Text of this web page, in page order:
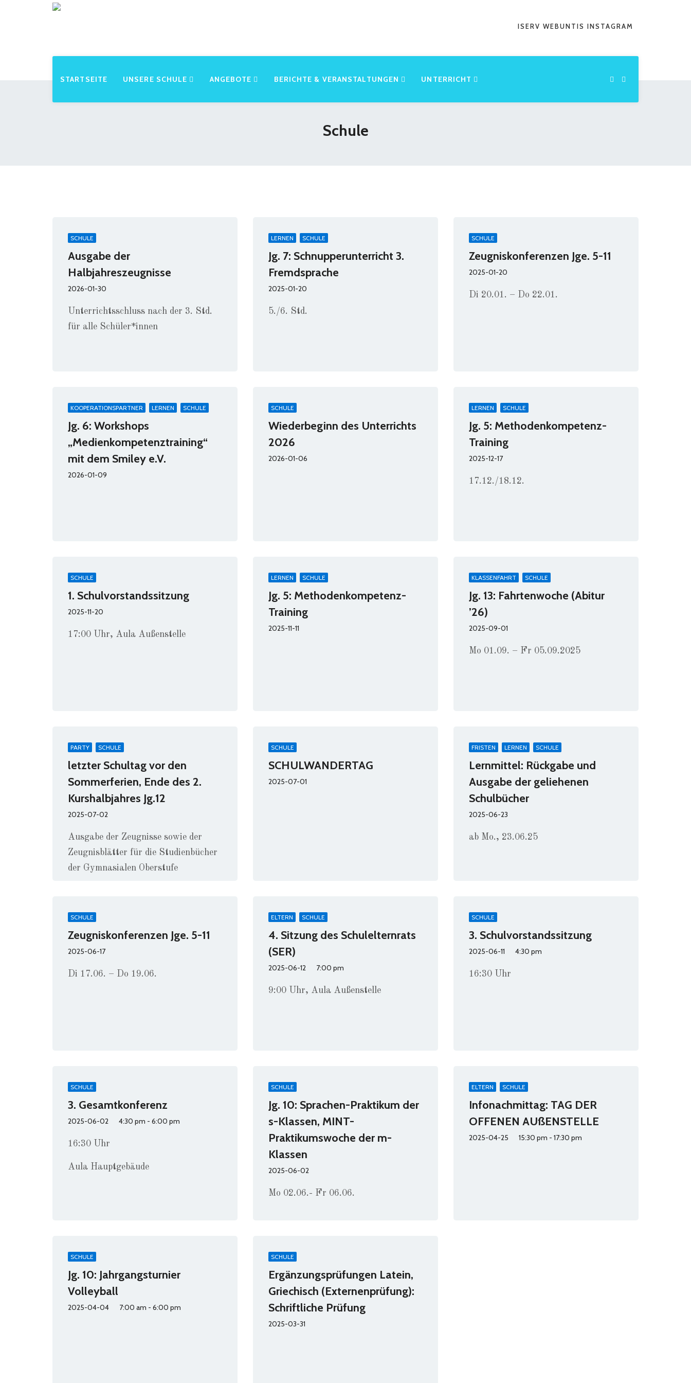
ISERV WEBUNTIS INSTAGRAM
STARTSEITE UNSERE SCHULE ANGEBOTE BERICHTE & VERANSTALTUNGEN UNTERRICHT
Schule
SCHULE
Ausgabe der
Halbjahreszeugnisse
2026-01-30
Unterrichtsschluss nach der 3. Std.
für alle Schüler*innen
LERNEN SCHULE
Jg. 7: Schnupperunterricht 3.
Fremdsprache
2025-01-20
5./6. Std.
SCHULE
Zeugniskonferenzen Jge. 5-11
2025-01-20
Di 20.01. – Do 22.01.
KOOPERATIONSPARTNER LERNEN SCHULE
Jg. 6: Workshops
„Medienkompetenztraining“
mit dem Smiley e.V.
2026-01-09
SCHULE
Wiederbeginn des Unterrichts
2026
2026-01-06
LERNEN SCHULE
Jg. 5: Methodenkompetenz-
Training
2025-12-17
17.12./18.12.
SCHULE
1. Schulvorstandssitzung
2025-11-20
17:00 Uhr, Aula Außenstelle
LERNEN SCHULE
Jg. 5: Methodenkompetenz-
Training
2025-11-11
KLASSENFAHRT SCHULE
Jg. 13: Fahrtenwoche (Abitur
’26)
2025-09-01
Mo 01.09. – Fr 05.09.2025
PARTY SCHULE
letzter Schultag vor den
Sommerferien, Ende des 2.
Kurshalbjahres Jg.12
2025-07-02
Ausgabe der Zeugnisse sowie der
Zeugnisblätter für die Studienbücher
der Gymnasialen Oberstufe
SCHULE
SCHULWANDERTAG
2025-07-01
FRISTEN LERNEN SCHULE
Lernmittel: Rückgabe und
Ausgabe der geliehenen
Schulbücher
2025-06-23
ab Mo., 23.06.25
SCHULE
Zeugniskonferenzen Jge. 5-11
2025-06-17
Di 17.06. – Do 19.06.
ELTERN SCHULE
4. Sitzung des Schulelternrats
(SER)
2025-06-12 7:00 pm
9:00 Uhr, Aula Außenstelle
SCHULE
3. Schulvorstandssitzung
2025-06-11 4:30 pm
16:30 Uhr
SCHULE
3. Gesamtkonferenz
2025-06-02 4:30 pm - 6:00 pm
16:30 Uhr
Aula Hauptgebäude
SCHULE
Jg. 10: Sprachen-Praktikum der
s-Klassen, MINT-
Praktikumswoche der m-
Klassen
2025-06-02
Mo 02.06.- Fr 06.06.
ELTERN SCHULE
Infonachmittag: TAG DER
OFFENEN AUßENSTELLE
2025-04-25 15:30 pm - 17:30 pm
SCHULE
Jg. 10: Jahrgangsturnier
Volleyball
2025-04-04 7:00 am - 6:00 pm
SCHULE
Ergänzungsprüfungen Latein,
Griechisch (Externenprüfung):
Schriftliche Prüfung
2025-03-31